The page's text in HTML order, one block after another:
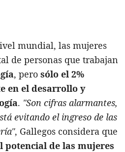
mundial, las mujeres
de personas que trabajan
, pero sólo el 2%
en el desarrollo y
. "Son cifras alarmantes,
evitando el ingreso de las
, Gallegos considera que
potencial de las mujeres